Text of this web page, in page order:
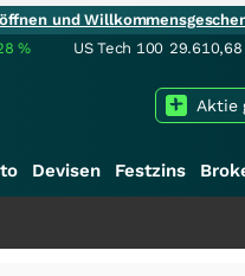
und
% US Tech 100 29.610,68
Aktie
Devisen Festzins